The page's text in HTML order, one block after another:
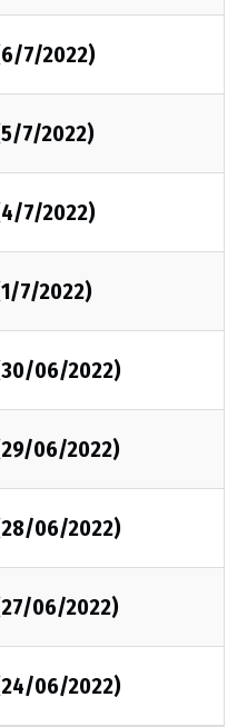
7/2022)
7/2022)
7/2022)
7/2022)
06/2022)
06/2022)
06/2022)
06/2022)
06/2022)